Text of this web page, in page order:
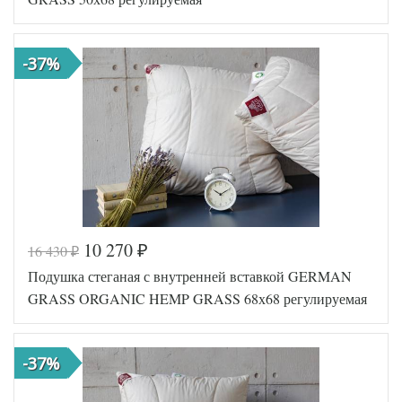
Тенсел
Производитель
German
Grass
(Австрия)
Код товара
Артикул
GG-53110
Плотность
Регулируемая
подушки
50х68
Наполнитель
Кашемир
Ткань
Сатин
пуходержащий
-37%
16 430₽ 10 270 ₽
Подушка стеганая с внутренней вставкой GERMAN
GRASS ORGANIC HEMP GRASS 68х68 регулируемая
-37%